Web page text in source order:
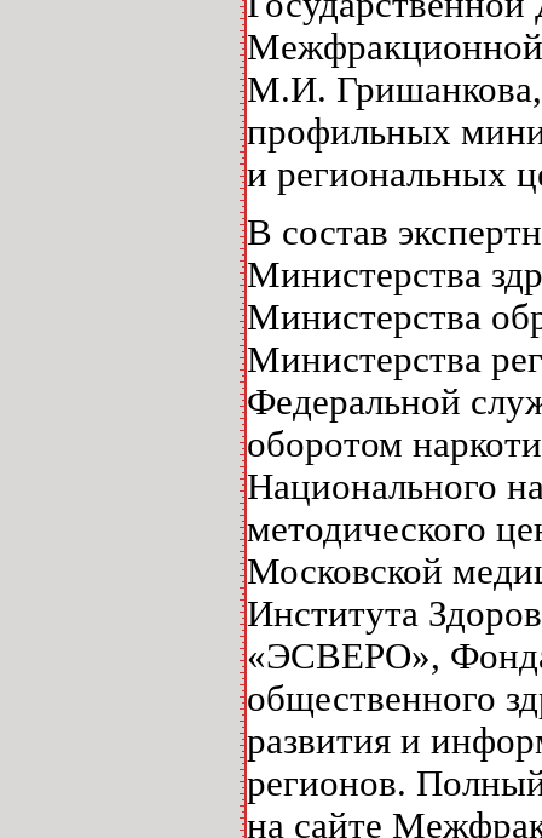
Межфракционной
М.И. Гришанкова,
профильных
и региональных
В состав
Министерства
Министерства
Министерства
Федеральной
оборотом
Национального
методического
Московской
Института
«ЭСВЕРО», Фонда
общественного
развития и
регионов.
на сайте